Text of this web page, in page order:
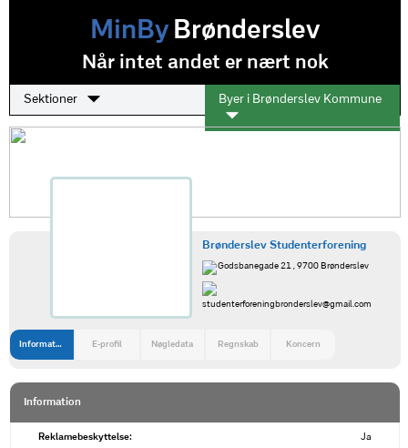
MinByBrønderslev
Når intet andet er nært nok
Sektioner Byer i Brønderslev Kommune
Brønderslev Studenterforening
Godsbanegade 21 , 9700 Brønderslev
studenterforeningbronderslev@gmail.com
Information E-profil Nøgledata Regnskab Koncern
Information
Reklamebeskyttelse: Ja